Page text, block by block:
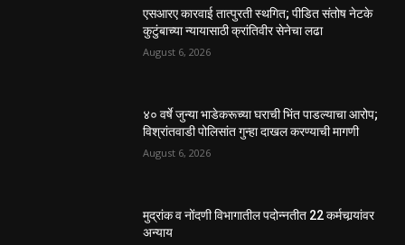
एसआरए कारवाई तात्पुरती स्थगित; पीडित संतोष नेटके
कुटुंबाच्या न्यायासाठी क्रांतिवीर सेनेचा लढा
August 6, 2026
४० वर्षे जुन्या भाडेकरूच्या घराची भिंत पाडल्याचा आरोप;
विश्रांतवाडी पोलिसांत गुन्हा दाखल करण्याची मागणी
August 6, 2026
मुद्रांक व नोंदणी विभागातील पदोन्नतीत 22 कर्मचार्‍यांवर
अन्याय